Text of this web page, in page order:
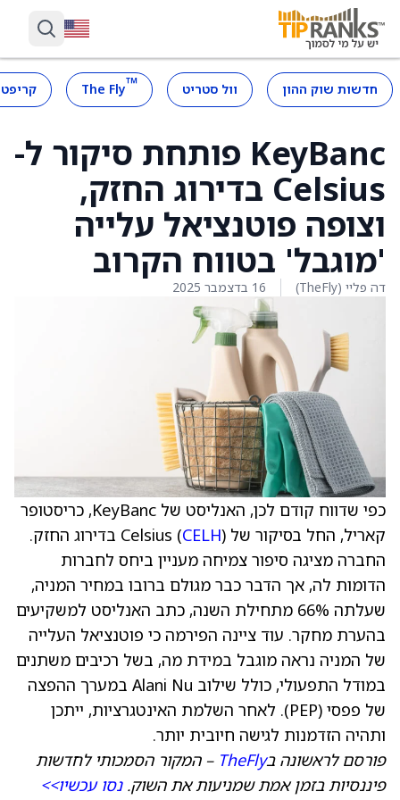
חדשות שוק ההון וול סטריט ™
The Fly
KeyBanc פותחת סיקור ל-
Celsius בדירוג החזק,
וצופה פוטנציאל עלייה
'מוגבל' בטווח הקרוב
דה פליי (TheFly) 16 בדצמבר 2025
כפי שדווח קודם לכן, האנליסט של KeyBanc, כריסטופר
קאריל, החל בסיקור של Celsius ( CELH
) בדירוג החזק.
החברה מציגה סיפור צמיחה מעניין ביחס לחברות
הדומות לה, אך הדבר כבר מגולם ברובו במחיר המניה,
שעלתה 66% מתחילת השנה, כתב האנליסט למשקיעים
בהערת מחקר. עוד ציינה הפירמה כי פוטנציאל העלייה
של המניה נראה מוגבל במידת מה, בשל רכיבים משתנים
במודל התפעולי, כולל שילוב Alani Nu במערך ההפצה
של פפסי (PEP). לאחר השלמת האינטגרציות, ייתכן
ותהיה הזדמנות לגישה חיובית יותר.
פורסם לראשונה בTheFly – המקור הסמכותי לחדשות
פיננסיות בזמן אמת שמניעות את השוק.נסו עכשיו>>